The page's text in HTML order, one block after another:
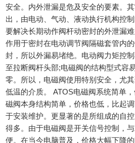
安全。内外泄漏是危及安全的要素。
出，由电动、气动、液动执行机构控
要解决长期动作阀杆动密封的外泄漏
作用于密封在电动调节阀隔磁套管内
封，所以外漏易堵绝。电动阀力矩控
至拉断阀杆头部;电磁阀的结构型式容
零。所以，电磁阀使用特别安全，尤
低温的介质。 ATOS电磁阀系统简单
磁阀本身结构简单，价格也低，比起
于安装维护。更显著的是所组成的自
得多。由于电磁阀是开关信号控制，
便。在当今电脑普及，价格大幅下降